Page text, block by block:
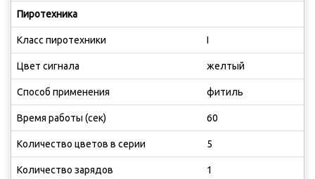
Пиротехника
Класс пиротехники I
Цвет сигнала желтый
Способ применения фитиль
Время работы (сек) 60
Количество цветов в серии 5
Количество зарядов 1